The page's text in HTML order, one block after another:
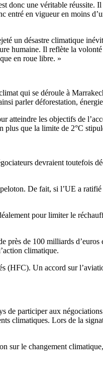
donc une véritable réussite.
entré en vigueur en moins
un désastre climatique
humaine. Il reflète la
en roue libre. »
qui se déroule à
parler déforestation,
atteindre les objectifs de
plus que la limite de 2°C
devraient toutefois
De fait, si l’UE a ratifié
pour limiter le
de 100 milliards d’euros
climatique.
(HFC). Un accord sur
de participer aux
climatiques. Lors de la
sur le changement